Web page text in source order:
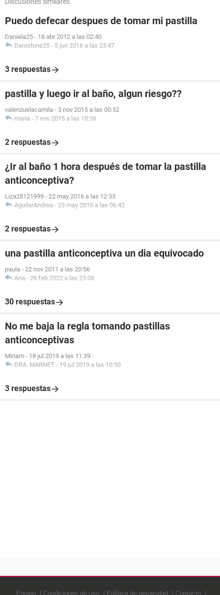
Puedo defecar despues de tomar mi pastilla
Daniela25 - 18 abr 2012 a las 02:40
Danistone25 - 5 jun 2016 a las 23:47
3 respuestas
pastilla y luego ir al baño, algun riesgo??
valenzuelacamila - 3 nov 2015 a las 00:52
maria - 7 nov 2015 a las 18:36
2 respuestas
¿Ir al baño 1 hora después de tomar la pastilla
anticonceptiva?
Liza28121999 - 22 may 2016 a las 12:33
AguilarAndrea - 23 may 2016 a las 06:42
2 respuestas
una pastilla anticonceptiva un dia equivocado
paula - 22 nov 2011 a las 20:56
Ana - 26 feb 2022 a las 23:08
30 respuestas
No me baja la regla tomando pastillas
anticonceptivas
Miriam - 18 jul 2019 a las 11:39
DRA. MARNET - 19 jul 2019 a las 10:50
3 respuestas
Equipo Condiciones de uso Política de privacidad Contacto